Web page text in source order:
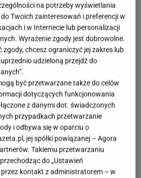
na potrzeby wyświetlania
Twoich zainteresowań i preferencji w
i w Internecie lub personalizacji
Wyrażenie zgody jest dobrowolne.
zgody, chcesz ograniczyć jej zakres lub
udzieloną przejdź do
być przetwarzane także do celów
dotyczących funkcjonowania
z danymi dot. świadczonych
przypadkach przetwarzanie
i odbywa się w oparciu o
jej spółki powiązanej – Agora
Takiemu przetwarzaniu
do „Ustawień
kontakt z administratorem – w